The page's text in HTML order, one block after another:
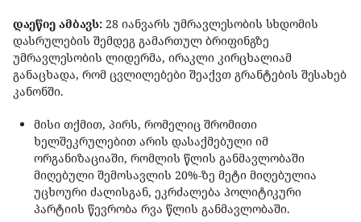
დაეწიე ამბავს: 28 იანვარს უმრავლესობის სხდომის
დასრულების შემდეგ გამართულ ბრიფინგზე
უმრავლესობის ლიდერმა, ირაკლი კირცხალიამ
განაცხადა, რომ ცვლილებები შეაქვთ გრანტების შესახებ
კანონში.
მისი თქმით, პირს, რომელიც შრომითი
ხელშეკრულებით არის დასაქმებული იმ
ორგანიზაციაში, რომლის წლის განმავლობაში
მიღებული შემოსავლის 20%-ზე მეტი მიღებულია
უცხოური ძალისგან, ეკრძალება პოლიტიკური
პარტიის წევრობა რვა წლის განმავლობაში.